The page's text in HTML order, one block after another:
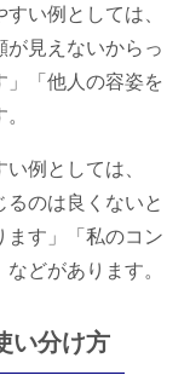
い例としては、
が見えないからっ
」「他人の容姿を
例としては、
るのは良くないと
ます」「私のコン
どがあります。
い分け方